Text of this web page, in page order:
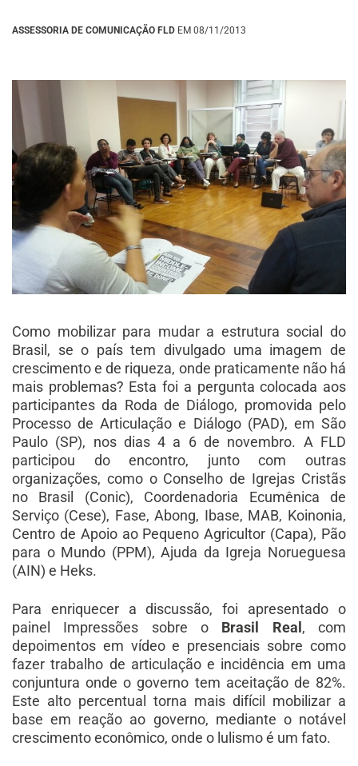
ASSESSORIA DE COMUNICAÇÃO FLD EM 08/11/2013
Como mobilizar para mudar a estrutura social do
Brasil, se o país tem divulgado uma imagem de
crescimento e de riqueza, onde praticamente não há
mais problemas? Esta foi a pergunta colocada aos
participantes da Roda de Diálogo, promovida pelo
Processo de Articulação e Diálogo (PAD), em São
Paulo (SP), nos dias 4 a 6 de novembro. A FLD
participou do encontro, junto com outras
organizações, como o Conselho de Igrejas Cristãs
no Brasil (Conic), Coordenadoria Ecumênica de
Serviço (Cese), Fase, Abong, Ibase, MAB, Koinonia,
Centro de Apoio ao Pequeno Agricultor (Capa), Pão
para o Mundo (PPM), Ajuda da Igreja Norueguesa
(AIN) e Heks.
Para enriquecer a discussão, foi apresentado o
painel Impressões sobre o Brasil Real , com
depoimentos em vídeo e presenciais sobre como
fazer trabalho de articulação e incidência em uma
conjuntura onde o governo tem aceitação de 82%.
Este alto percentual torna mais difícil mobilizar a
base em reação ao governo, mediante o notável
crescimento econômico, onde o lulismo é um fato.